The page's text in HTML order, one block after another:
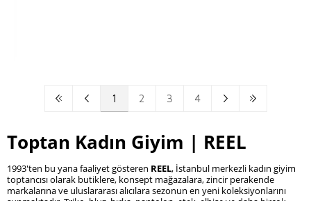
1 2 3 4
Toptan Kadın Giyim | REEL
1993'ten bu yana faaliyet gösteren REEL, İstanbul merkezli kadın giyim
toptancısı olarak butiklere, konsept mağazalara, zincir perakende
markalarına ve uluslararası alıcılara sezonun en yeni koleksiyonlarını